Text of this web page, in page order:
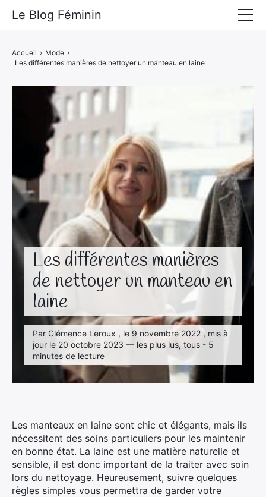
Les différentes manières
de nettoyer un manteau en
laine
Par Clémence Leroux , le 9 novembre 2022 , mis à
jour le 20 octobre 2023 — les plus lus, tous - 5
minutes de lecture
Accueil › Mode ›
Les différentes manières de nettoyer un manteau en laine
Les manteaux en laine sont chic et élégants, mais ils
nécessitent des soins particuliers pour les maintenir
en bonne état. La laine est une matière naturelle et
sensible, il est donc important de la traiter avec soin
lors du nettoyage. Heureusement, suivre quelques
règles simples vous permettra de garder votre
Le Blog Féminin
Alimentation
Bien-être
Voyages
Déco & Maison